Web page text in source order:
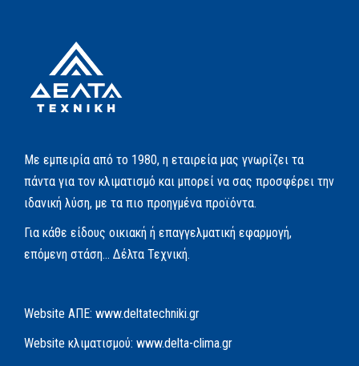
Με εμπειρία από το 1980, η εταιρεία μας γνωρίζει τα
πάντα για τον κλιματισμό και μπορεί να σας προσφέρει την
ιδανική λύση, με τα πιο προηγμένα προϊόντα.
Για κάθε είδους οικιακή ή επαγγελματική εφαρμογή,
επόμενη στάση… Δέλτα Τεχνική.
Website AΠΕ: www.deltatechniki.gr
Website κλιματισμού: www.delta-clima.gr